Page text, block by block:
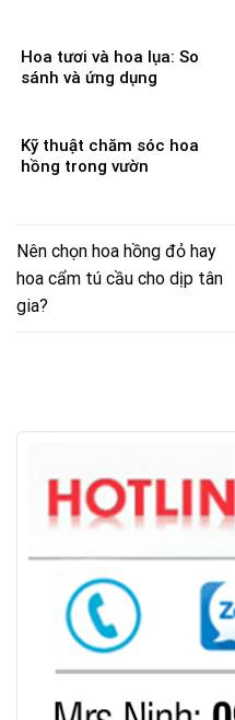
Hoa tươi và hoa lụa: So
sánh và ứng dụng
Kỹ thuật chăm sóc hoa
hồng trong vườn
Nên chọn hoa hồng đỏ hay
hoa cẩm tú cầu cho dịp tân
gia?